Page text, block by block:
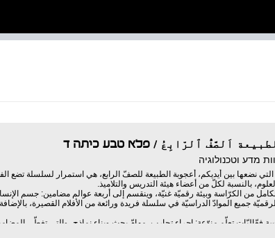
اَلصَّفُّ ﭐلرّابِعُ / פלא טבע כיתה ד
מדע וטכנולוגיה
التي نضعها بين أيديكم، أعجوبة الطبيعة للصفّ الرابع، هي استمرار لسلسلة تضع
بالنسبة لكلّ من أعضاء هيئة التدريس والتلاميذ.
من الكرّاسة وبيئة رقميّة غنيّة، وينقسم إلى أربعة عوالم مضامين: جسم
جميع الموادّ الدراسيّة في سلسلة فريدة ورائعة من الأفلام القصيرة،
فعّاليّات تعلّم منوّعة: إجراء تجارب، مهامّ بحث وبناء نماذج، والتي تغطّي
تعميق وترسيخ المعرفة، المهارات والقيم وفق المنهج التعليميّ الكامل